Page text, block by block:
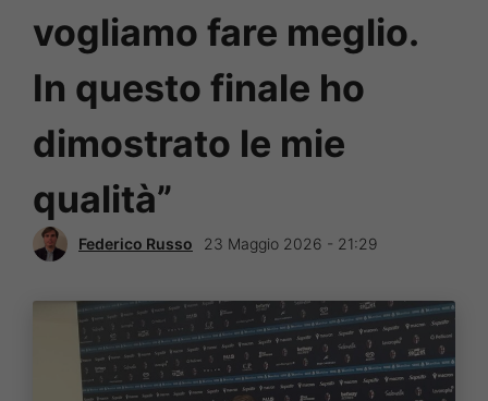
vogliamo fare meglio.
In questo finale ho
dimostrato le mie
qualità”
Federico Russo 23 Maggio 2026 - 21:29